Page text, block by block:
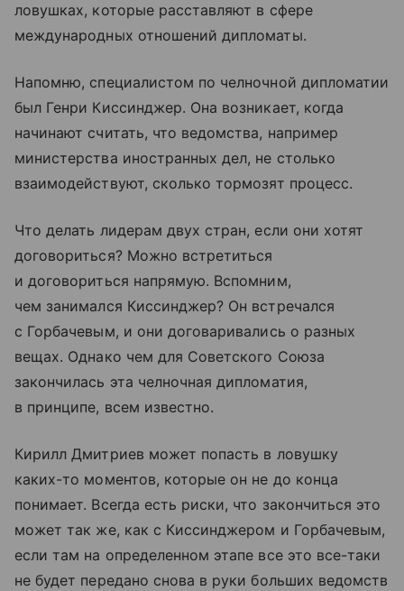
ловушках, которые расставляют в сфере
международных отношений дипломаты.
Напомню, специалистом по челночной дипломатии
был Генри Киссинджер. Она возникает, когда
начинают считать, что ведомства, например
министерства иностранных дел, не столько
взаимодействуют, сколько тормозят процесс.
Что делать лидерам двух стран, если они хотят
договориться? Можно встретиться
и договориться напрямую. Вспомним,
чем занимался Киссинджер? Он встречался
с Горбачевым, и они договаривались о разных
вещах. Однако чем для Советского Союза
закончилась эта челночная дипломатия,
в принципе, всем известно.
Кирилл Дмитриев может попасть в ловушку
каких-то моментов, которые он не до конца
понимает. Всегда есть риски, что закончиться это
может так же, как с Киссинджером и Горбачевым,
если там на определенном этапе все это все-таки
не будет передано снова в руки больших ведомств